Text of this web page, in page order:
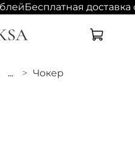
Бесплатная доставка
... Чокер